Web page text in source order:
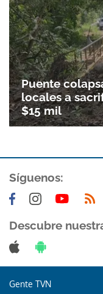
Puente
locales a
$15 mil
Síguenos:
Descubre
Gente TVN